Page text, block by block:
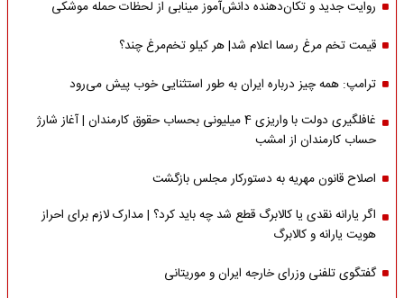
روایت جدید و تکان‌دهنده دانش‌آموز مینابی از لحظات حمله موشکی
قیمت تخم مرغ رسما اعلام شد| هر کیلو تخم‌مرغ چند؟
ترامپ: همه چیز درباره ایران به طور استثنایی خوب پیش می‌رود
غافلگیری دولت با واریزی 4 میلیونی بحساب حقوق کارمندان | آغاز شارژ
حساب کارمندان از امشب
اصلاح قانون مهریه به دستورکار مجلس بازگشت
اگر یارانه نقدی یا کالابرگ قطع شد چه باید کرد؟ | مدارک لازم برای احراز
هویت یارانه و کالابرگ
گفتگوی تلفنی وزرای خارجه ایران و موریتانی